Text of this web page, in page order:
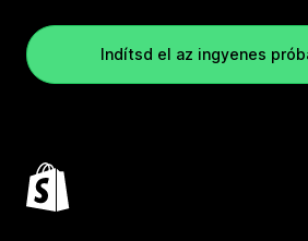
Indítsd el az ingyenes